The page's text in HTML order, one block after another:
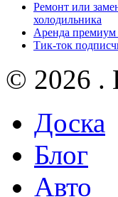
Ремонт или
холодильника
Аренда премиум
Тик-ток
© 2026 .
Доска
Блог
Авто